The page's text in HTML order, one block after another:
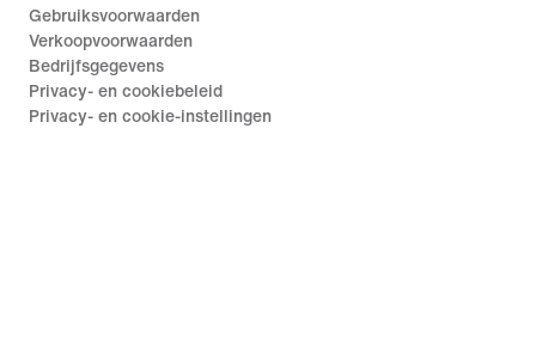
Gebruiksvoorwaarden
Verkoopvoorwaarden
Bedrijfsgegevens
Privacy- en cookiebeleid
Privacy- en cookie-instellingen